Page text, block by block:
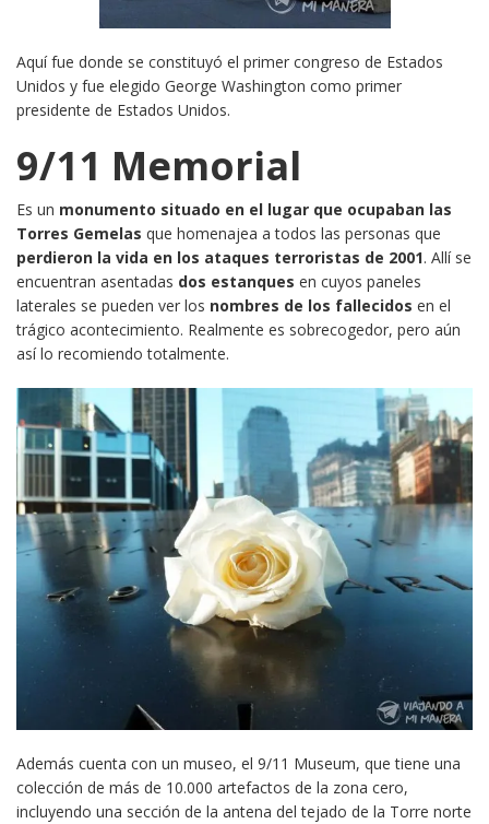
Aquí fue donde se constituyó el primer congreso de Estados
Unidos y fue elegido George Washington como primer
presidente de Estados Unidos.
9/11 Memorial
Es un monumento situado en el lugar que ocupaban las
Torres Gemelas que homenajea a todos las personas que
perdieron la vida en los ataques terroristas de 2001. Allí se
encuentran asentadas dos estanques en cuyos paneles
laterales se pueden ver los nombres de los fallecidos en el
trágico acontecimiento. Realmente es sobrecogedor, pero aún
así lo recomiendo totalmente.
Además cuenta con un museo, el 9/11 Museum, que tiene una
colección de más de 10.000 artefactos de la zona cero,
incluyendo una sección de la antena del tejado de la Torre norte